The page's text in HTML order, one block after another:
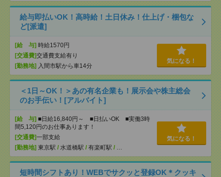
給与即払いOK！高時給！土日休み！仕上げ・梱包な
ど[派遣]
[給 与] 時給1570円
[交通費]交通費支給有り
[勤務地] 入間市駅から車14分
気になる！
＜1日～OK！＞あの有名企業も！展示会や株主総会
のお手伝い！[アルバイト]
[給 与] ■日給16,840円～ ■日払いOK ■実働3時
間5,120円のお仕事あります！
[交通費]一部支給
[勤務地] 東京駅 / 水道橋駅 / 有楽町駅 / …
気になる！
短時間シフトあり！WEBでサクッと登録OK＊クッキ